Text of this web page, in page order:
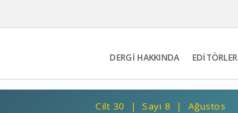
DERGİ HAKKINDA EDİTÖRLER
Cilt 30 | Sayı 8 | Ağustos